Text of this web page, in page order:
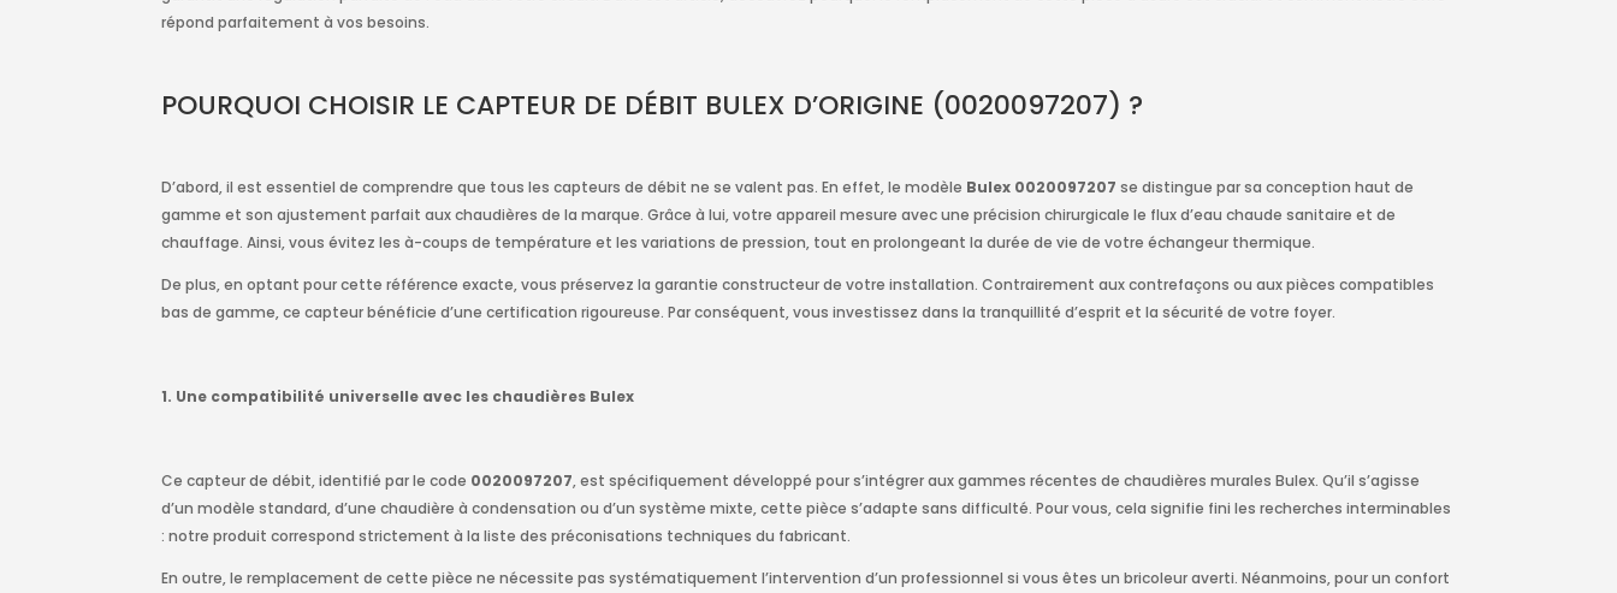
répond parfaitement à vos besoins.
POURQUOI CHOISIR LE CAPTEUR DE DÉBIT BULEX D’ORIGINE (0020097207) ?
D’abord, il est essentiel de comprendre que tous les capteurs de débit ne se valent pas. En effet, le modèle Bulex 0020097207 se distingue par sa conception haut de
gamme et son ajustement parfait aux chaudières de la marque. Grâce à lui, votre appareil mesure avec une précision chirurgicale le flux d’eau chaude sanitaire et de
chauffage. Ainsi, vous évitez les à-coups de température et les variations de pression, tout en prolongeant la durée de vie de votre échangeur thermique.
De plus, en optant pour cette référence exacte, vous préservez la garantie constructeur de votre installation. Contrairement aux contrefaçons ou aux pièces compatibles
bas de gamme, ce capteur bénéficie d’une certification rigoureuse. Par conséquent, vous investissez dans la tranquillité d’esprit et la sécurité de votre foyer.
1. Une compatibilité universelle avec les chaudières Bulex
Ce capteur de débit, identifié par le code 0020097207, est spécifiquement développé pour s’intégrer aux gammes récentes de chaudières murales Bulex. Qu’il s’agisse
d’un modèle standard, d’une chaudière à condensation ou d’un système mixte, cette pièce s’adapte sans difficulté. Pour vous, cela signifie fini les recherches interminables
: notre produit correspond strictement à la liste des préconisations techniques du fabricant.
En outre, le remplacement de cette pièce ne nécessite pas systématiquement l’intervention d’un professionnel si vous êtes un bricoleur averti. Néanmoins, pour un confort